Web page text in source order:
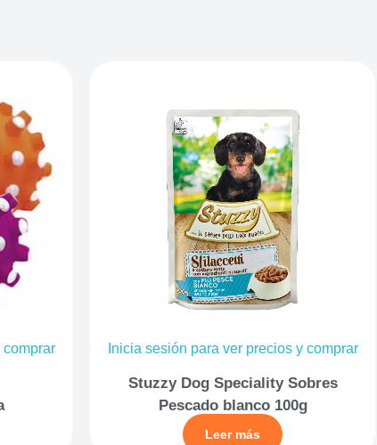
comprar Inicia sesión para ver precios y comprar
Stuzzy Dog Speciality Sobres
Pescado blanco 100g
Leer más